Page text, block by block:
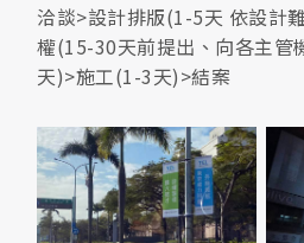
洽談>設計排版(1-5天 依設計
權(15-30天前提出、向各主管
天)>施工(1-3天)>結案